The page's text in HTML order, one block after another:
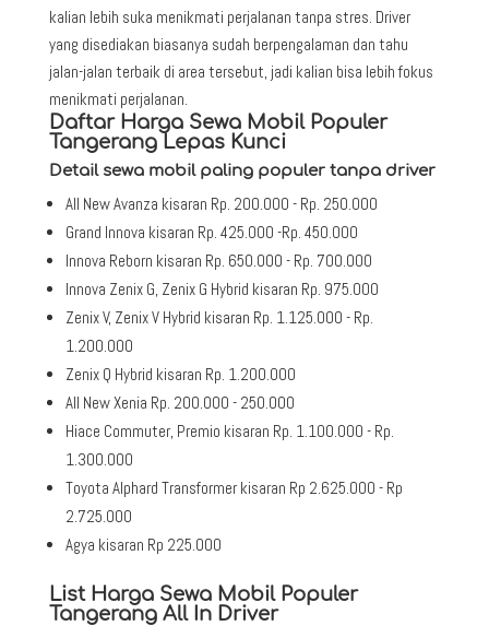
kalian lebih suka menikmati perjalanan tanpa stres. Driver
yang disediakan biasanya sudah berpengalaman dan tahu
jalan-jalan terbaik di area tersebut, jadi kalian bisa lebih fokus
menikmati perjalanan.
Daftar Harga Sewa Mobil Populer
Tangerang Lepas Kunci
Detail sewa mobil paling populer tanpa driver
All New Avanza kisaran Rp. 200.000 - Rp. 250.000
Grand Innova kisaran Rp. 425.000 -Rp. 450.000
Innova Reborn kisaran Rp. 650.000 - Rp. 700.000
Innova Zenix G, Zenix G Hybrid kisaran Rp. 975.000
Zenix V, Zenix V Hybrid kisaran Rp. 1.125.000 - Rp.
1.200.000
Zenix Q Hybrid kisaran Rp. 1.200.000
All New Xenia Rp. 200.000 - 250.000
Hiace Commuter, Premio kisaran Rp. 1.100.000 - Rp.
1.300.000
Toyota Alphard Transformer kisaran Rp 2.625.000 - Rp
2.725.000
Agya kisaran Rp 225.000
List Harga Sewa Mobil Populer
Tangerang All In Driver